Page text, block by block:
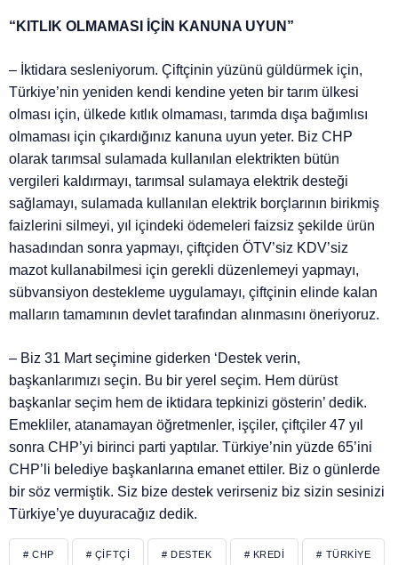
“KITLIK OLMAMASI İÇİN KANUNA UYUN”
– İktidara sesleniyorum. Çiftçinin yüzünü güldürmek için,
Türkiye’nin yeniden kendi kendine yeten bir tarım ülkesi
olması için, ülkede kıtlık olmaması, tarımda dışa bağımlısı
olmaması için çıkardığınız kanuna uyun yeter. Biz CHP
olarak tarımsal sulamada kullanılan elektrikten bütün
vergileri kaldırmayı, tarımsal sulamaya elektrik desteği
sağlamayı, sulamada kullanılan elektrik borçlarının birikmiş
faizlerini silmeyi, yıl içindeki ödemeleri faizsiz şekilde ürün
hasadından sonra yapmayı, çiftçiden ÖTV’siz KDV’siz
mazot kullanabilmesi için gerekli düzenlemeyi yapmayı,
sübvansiyon destekleme uygulamayı, çiftçinin elinde kalan
malların tamamının devlet tarafından alınmasını öneriyoruz.
– Biz 31 Mart seçimine giderken ‘Destek verin,
başkanlarımızı seçin. Bu bir yerel seçim. Hem dürüst
başkanlar seçim hem de iktidara tepkinizi gösterin’ dedik.
Emekliler, atanamayan öğretmenler, işçiler, çiftçiler 47 yıl
sonra CHP’yi birinci parti yaptılar. Türkiye’nin yüzde 65’ini
CHP’li belediye başkanlarına emanet ettiler. Biz o günlerde
bir söz vermiştik. Siz bize destek verirseniz biz sizin sesinizi
Türkiye’ye duyuracağız dedik.
# CHP # ÇIFTÇI # DESTEK # KREDI # TÜRKIYE